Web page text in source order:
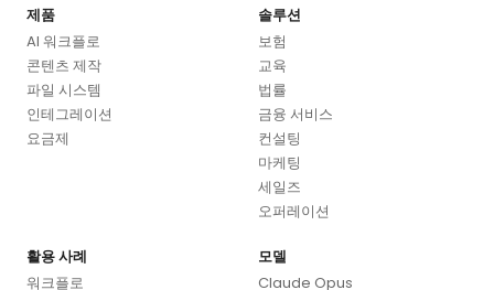
제품
AI 워크플로
콘텐츠 제작
파일 시스템
인테그레이션
요금제
솔루션
보험
교육
법률
금융 서비스
컨설팅
마케팅
세일즈
오퍼레이션
활용 사례
워크플로
모델
Claude Opus